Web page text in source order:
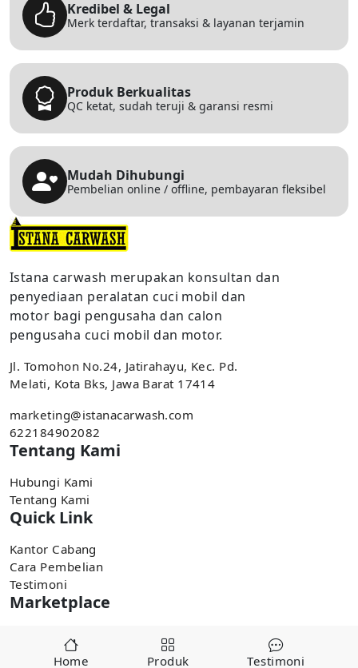
Kredibel & Legal
Merk terdaftar, transaksi & layanan terjamin
Produk Berkualitas
QC ketat, sudah teruji & garansi resmi
Mudah Dihubungi
Pembelian online / offline, pembayaran fleksibel
Home Produk Testimoni
Istana carwash merupakan konsultan dan
penyediaan peralatan cuci mobil dan
motor bagi pengusaha dan calon
pengusaha cuci mobil dan motor.
Jl. Tomohon No.24, Jatirahayu, Kec. Pd.
Melati, Kota Bks, Jawa Barat 17414
marketing@istanacarwash.com
622184902082
Tentang Kami
Hubungi Kami
Tentang Kami
Quick Link
Kantor Cabang
Cara Pembelian
Testimoni
Marketplace
Pembelian tersedia di marketplace,